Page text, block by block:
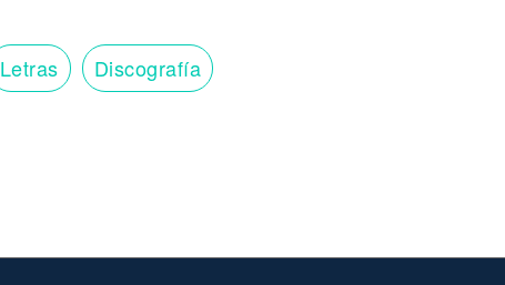
Letras Discografía